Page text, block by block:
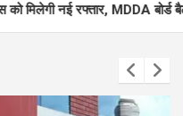
बोर्ड बैठक में 25 महत्वपूर्ण